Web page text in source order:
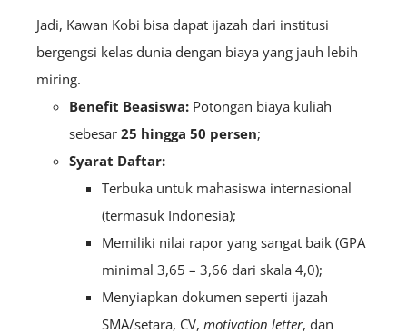
Jadi, Kawan Kobi bisa dapat ijazah dari institusi
bergengsi kelas dunia dengan biaya yang jauh lebih
miring.
Benefit Beasiswa: Potongan biaya kuliah
sebesar 25 hingga 50 persen;
Syarat Daftar:
Terbuka untuk mahasiswa internasional
(termasuk Indonesia);
Memiliki nilai rapor yang sangat baik (GPA
minimal 3,65 – 3,66 dari skala 4,0);
Menyiapkan dokumen seperti ijazah
SMA/setara, CV, motivation letter, dan